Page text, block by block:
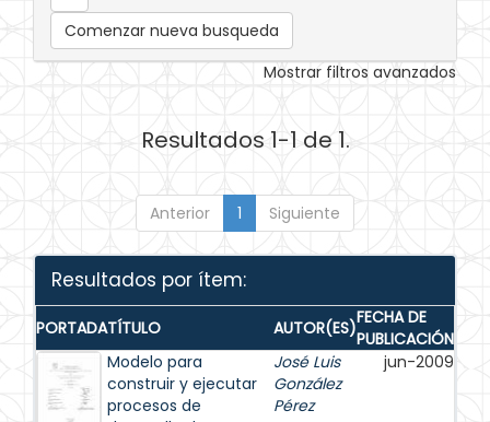
Comenzar nueva busqueda
Mostrar filtros avanzados
Resultados 1-1 de 1.
Anterior 1 Siguiente
Resultados por ítem:
PORTADATÍTULO AUTOR(ES)FECHA DE
PUBLICACIÓN
Modelo para
construir y ejecutar
procesos de
José Luis
González
Pérez
jun-2009